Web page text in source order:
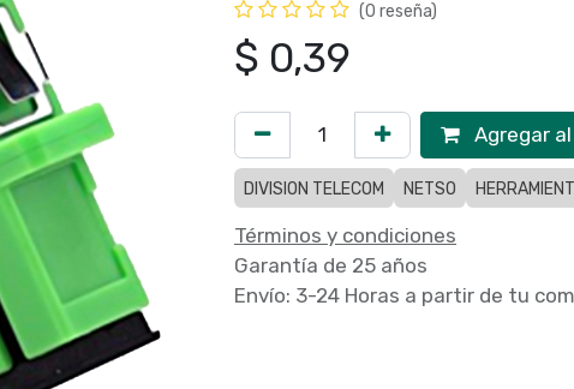
(0 reseña)
$ 0,39
Agregar
DIVISION TELECOM NETSO
Términos y condiciones
Garantía de 25 años
Envío: 3-24 Horas a partir de tu